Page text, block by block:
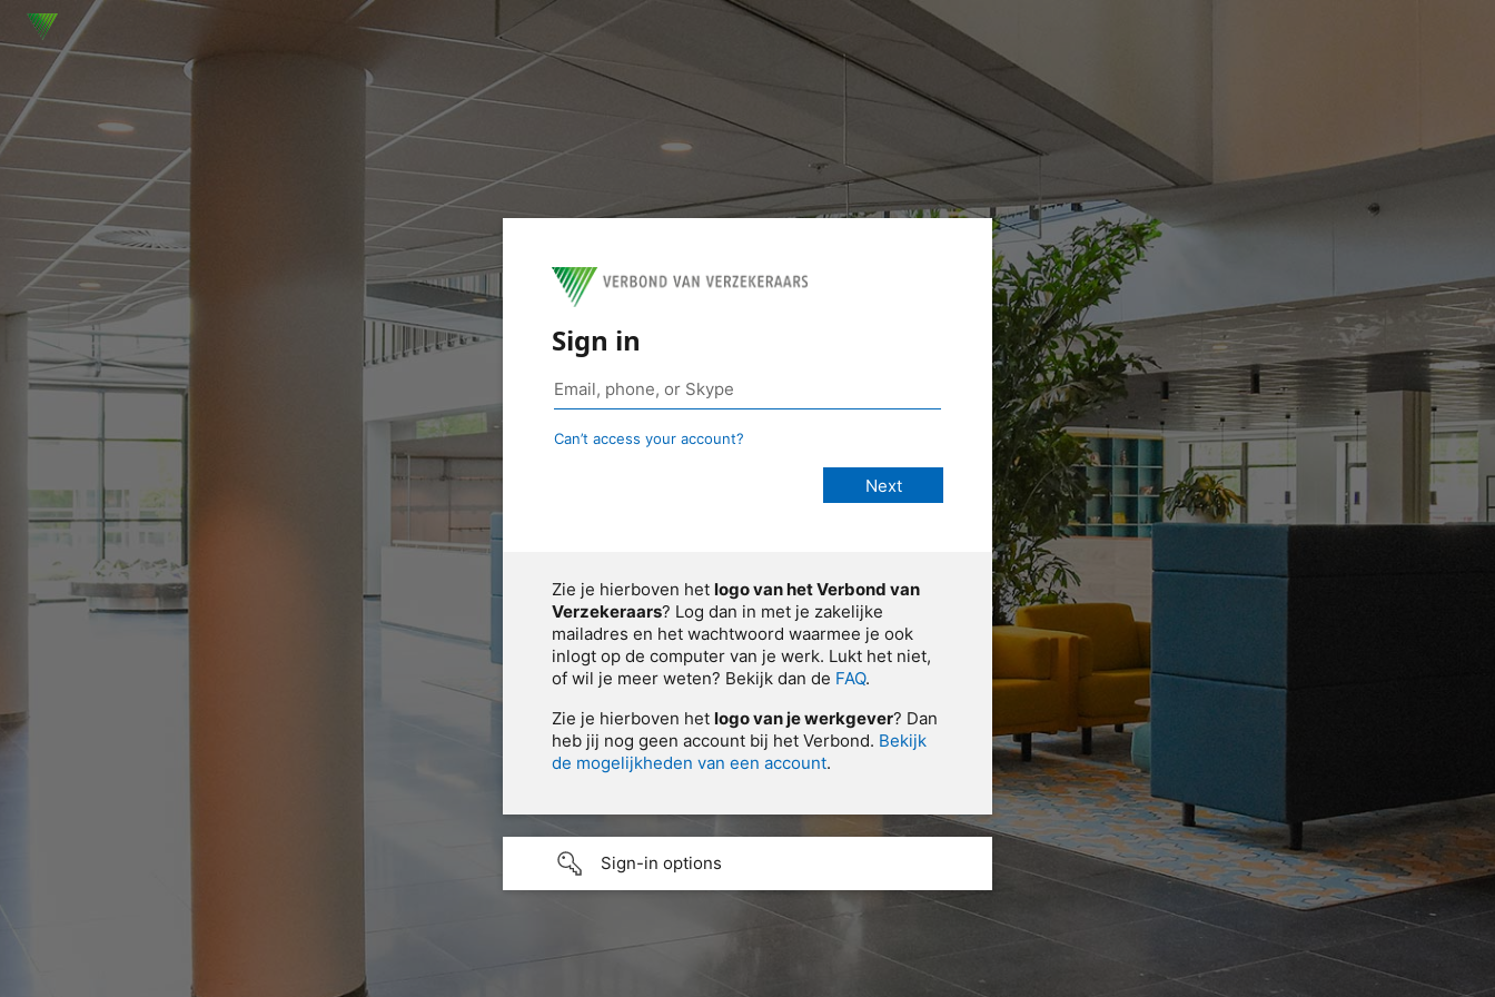
Sign in
Can’t access your account?
Zie je hierboven het logo van het Verbond van
Verzekeraars? Log dan in met je zakelijke
mailadres en het wachtwoord waarmee je ook
inlogt op de computer van je werk. Lukt het niet,
of wil je meer weten? Bekijk dan de FAQ.
Zie je hierboven het logo van je werkgever? Dan
heb jij nog geen account bij het Verbond. Bekijk
de mogelijkheden van een account.
Sign-in options